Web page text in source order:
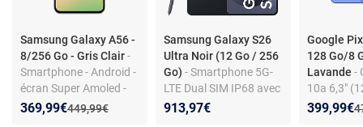
Samsung Galaxy A56 -
8/256 Go - Gris Clair-
Smartphone - Android -
écran Super Amoled -
5G - triple appareil
Ancien prix :
449,99€
Nouveau prix :
369,99€
Réduction de :
Samsung Galaxy S26
Ultra Noir (12 Go / 256
Go)- Smartphone 5G-
LTE Dual SIM IP68 avec
Galaxy AI - Snapdragon
913,97€
Google
128 Go/8
Lavande-
10a 6,3"
RAM) Dual
Nouveau
399,99€